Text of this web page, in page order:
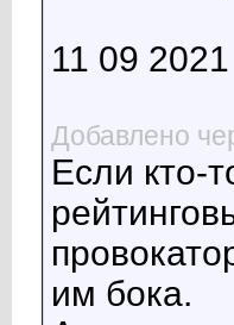
11 09 2021
Добавлено
Если кто-
им бока.